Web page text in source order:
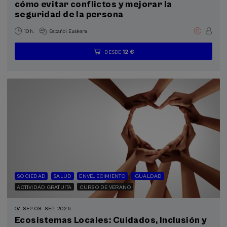
cómo evitar conflictos y mejorar la
seguridad de la persona
10 h. Español Euskera .
...
DESDE 12 €
Últimas
plazas
Gratuito
Fecha
pasada
Lista
de
Plazo
de
SOCIEDAD SALUD ENVEJECIMIENTO
IGUALDAD
ACTIVIDAD GRATUITA
CURSO DE VERANO
07. SEP-08. SEP, 2026
Ecosistemas Locales: Cuidados, Inclusión y